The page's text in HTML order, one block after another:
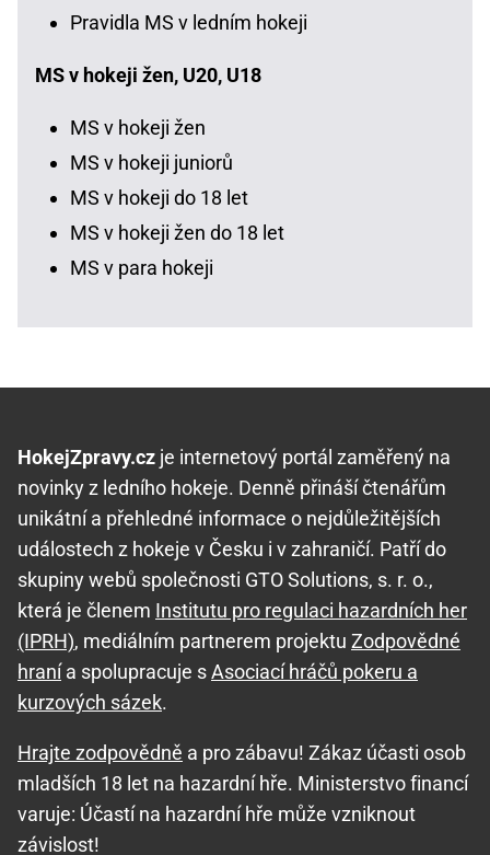
Pravidla MS v ledním hokeji
MS v hokeji žen, U20, U18
MS v hokeji žen
MS v hokeji juniorů
MS v hokeji do 18 let
MS v hokeji žen do 18 let
MS v para hokeji
HokejZpravy.cz je internetový portál zaměřený na
novinky z ledního hokeje. Denně přináší čtenářům
unikátní a přehledné informace o nejdůležitějších
událostech z hokeje v Česku i v zahraničí. Patří do
skupiny webů společnosti GTO Solutions, s. r. o.,
která je členem Institutu pro regulaci hazardních her
(IPRH), mediálním partnerem projektu Zodpovědné
hranía spolupracuje sAsociací hráčů pokeru a
kurzových sázek.
Hrajte zodpovědně a pro zábavu! Zákaz účasti osob
mladších 18 let na hazardní hře. Ministerstvo financí
varuje: Účastí na hazardní hře může vzniknout
závislost!